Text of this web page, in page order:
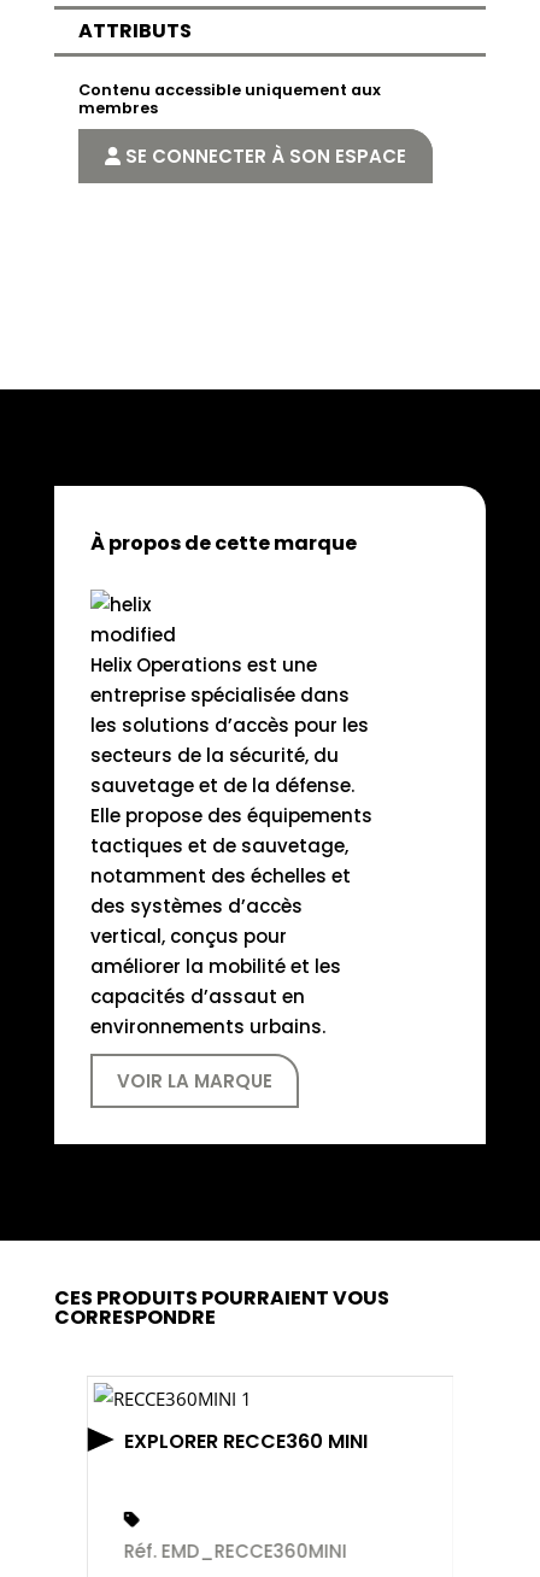
ATTRIBUTS
Contenu accessible uniquement aux
membres
SE CONNECTER À SON ESPACE
À propos de cette marque
Helix Operations est une
entreprise spécialisée dans
les solutions d’accès pour les
secteurs de la sécurité, du
sauvetage et de la défense.
Elle propose des équipements
tactiques et de sauvetage,
notamment des échelles et
des systèmes d’accès
vertical, conçus pour
améliorer la mobilité et les
capacités d’assaut en
environnements urbains.
VOIR LA MARQUE
CES PRODUITS POURRAIENT VOUS
CORRESPONDRE
EXPLORER RECCE360 MINI
Réf. EMD_RECCE360MINI